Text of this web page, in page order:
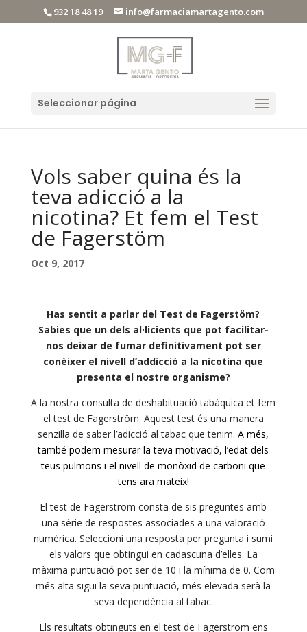
932 18 48 19 info@farmaciamartagento.com
Seleccionar página
Vols saber quina és la
teva adicció a la
nicotina? Et fem el Test
de Fagerstöm
Oct 9, 2017
Has sentit a parlar del Test de Fagerstöm?
Sabies que un dels al·licients que pot facilitar-
nos deixar de fumar definitivament pot ser
conèixer el nivell d’addicció a la nicotina que
presenta el nostre organisme?
A la nostra consulta de deshabituació tabàquica et fem
el test de Fagerström. Aquest test és una manera
senzilla de saber l’adicció al tabac que tenim.A més,
també podem mesurar la teva motivació, l’edat dels
teus pulmons i el nivell de monòxid de carboni que
tens ara mateix!
El test de Fagerström consta de sis preguntes amb
una sèrie de respostes associades a una valoració
numèrica. Seleccioni una resposta per pregunta i sumi
els valors que obtingui en cadascuna d’elles. La
màxima puntuació pot ser de 10 i la mínima de 0. Com
més alta sigui la seva puntuació, més elevada serà la
seva dependència al tabac.
Els resultats obtinguts en el test de Fagerström ens